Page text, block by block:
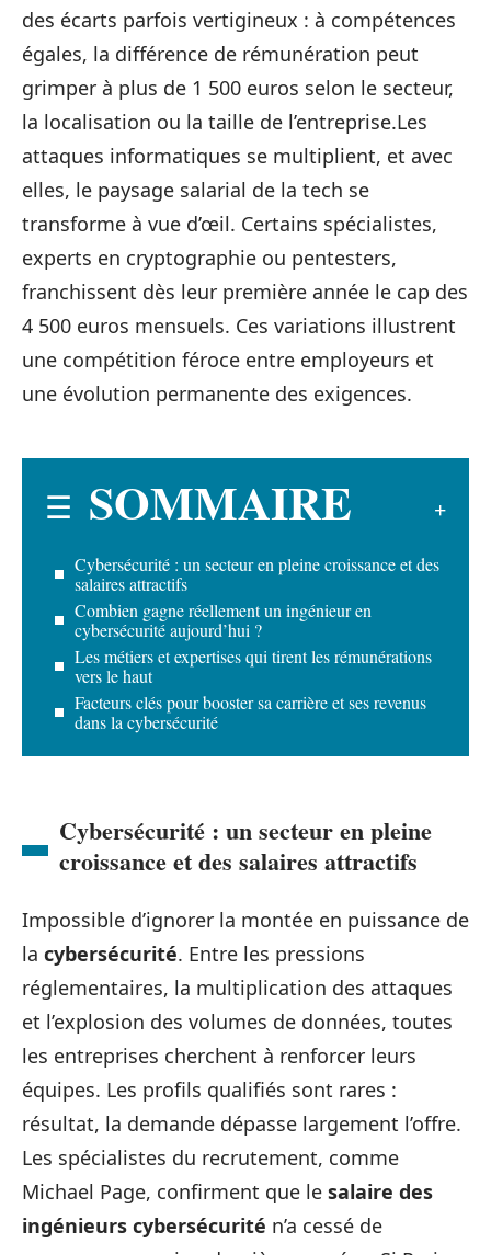
des écarts parfois vertigineux : à compétences
égales, la différence de rémunération peut
grimper à plus de 1 500 euros selon le secteur,
la localisation ou la taille de l’entreprise.Les
attaques informatiques se multiplient, et avec
elles, le paysage salarial de la tech se
transforme à vue d’œil. Certains spécialistes,
experts en cryptographie ou pentesters,
franchissent dès leur première année le cap des
4 500 euros mensuels. Ces variations illustrent
une compétition féroce entre employeurs et
une évolution permanente des exigences.
SOMMAIRE
Cybersécurité : un secteur en pleine croissance et des
salaires attractifs
Combien gagne réellement un ingénieur en
cybersécurité aujourd’hui ?
Les métiers et expertises qui tirent les rémunérations
vers le haut
Facteurs clés pour booster sa carrière et ses revenus
dans la cybersécurité
Cybersécurité : un secteur en pleine
croissance et des salaires attractifs
Impossible d’ignorer la montée en puissance de
la cybersécurité. Entre les pressions
réglementaires, la multiplication des attaques
et l’explosion des volumes de données, toutes
les entreprises cherchent à renforcer leurs
équipes. Les profils qualifiés sont rares :
résultat, la demande dépasse largement l’offre.
Les spécialistes du recrutement, comme
Michael Page, confirment que le salaire des
ingénieurs cybersécurité n’a cessé de